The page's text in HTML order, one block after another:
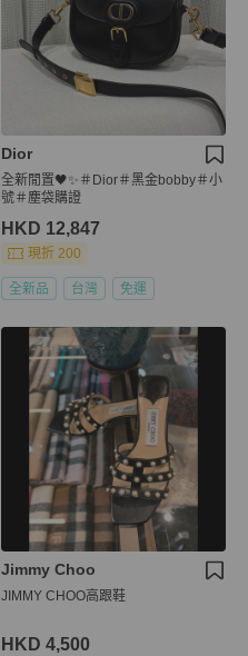
Dior
全新閒置🖤✨＃Dior＃黑金bobby＃小
號＃塵袋購證
HKD 12,847
現折 200
全新品 台灣 免運
Jimmy Choo
JIMMY CHOO高跟鞋
HKD 4,500